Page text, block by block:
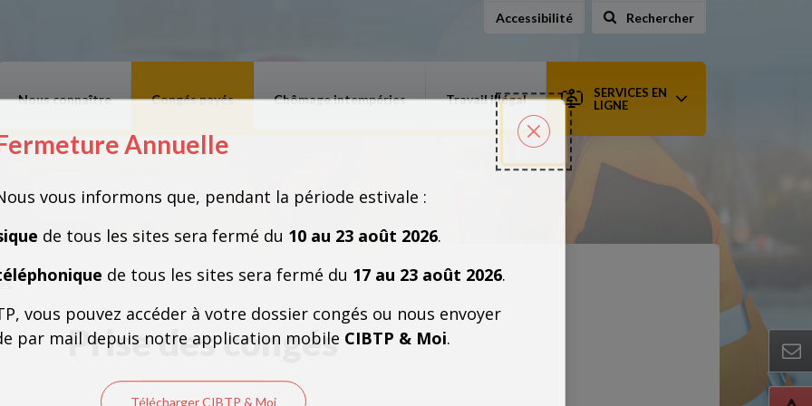
Accessibilité Rechercher
Nous connaître Congés payés Chômage intempéries Travail illégal
SERVICES EN
LIGNE
Prise des congés
Fermer la popin
Annuelle
vous informons que, pendant la période estivale :
de tous les sites sera fermé du 10 au 23 août 2026.
de tous les sites sera fermé du 17 au 23 août 2026.
vous pouvez accéder à votre dossier congés ou nous envoyer
par mail depuis notre application mobile CIBTP & Moi.
Télécharger CIBTP & Moi